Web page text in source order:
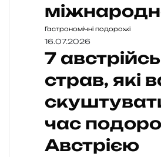
Гастрономічні подорожі
16.07.2026
7
страв, які
час
Австрією